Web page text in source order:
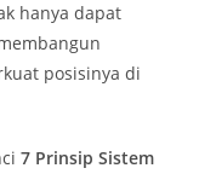
hanya dapat
posisinya di
7 Prinsip Sistem